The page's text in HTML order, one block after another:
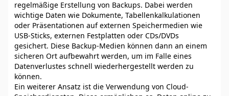
regelmäßige Erstellung von Backups. Dabei werden
wichtige Daten wie Dokumente, Tabellenkalkulationen
oder Präsentationen auf externen Speichermedien wie
USB-Sticks, externen Festplatten oder CDs/DVDs
gesichert. Diese Backup-Medien können dann an einem
sicheren Ort aufbewahrt werden, um im Falle eines
Datenverlustes schnell wiederhergestellt werden zu
können.
Ein weiterer Ansatz ist die Verwendung von Cloud-